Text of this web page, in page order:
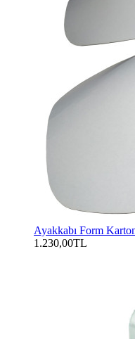
Ayakkabı Form
1.230,00TL